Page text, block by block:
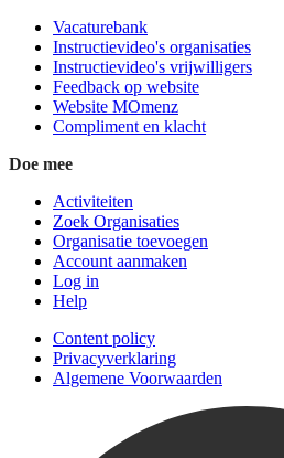
Vacaturebank
Instructievideo's organisaties
Instructievideo's vrijwilligers
Feedback op website
Website MOmenz
Compliment en klacht
Doe mee
Activiteiten
Zoek Organisaties
Organisatie toevoegen
Account aanmaken
Log in
Help
Content policy
Privacyverklaring
Algemene Voorwaarden